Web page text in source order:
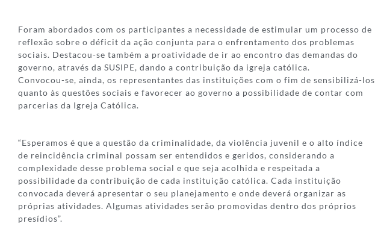
Foram abordados com os participantes a necessidade de estimular um processo de
reflexão sobre o déficit da ação conjunta para o enfrentamento dos problemas
sociais. Destacou-se também a proatividade de ir ao encontro das demandas do
governo, através da SUSIPE, dando a contribuição da igreja católica.
Convocou-se, ainda, os representantes das instituições com o fim de sensibilizá-los
quanto às questões sociais e favorecer ao governo a possibilidade de contar com
parcerias da Igreja Católica.
“Esperamos é que a questão da criminalidade, da violência juvenil e o alto índice
de reincidência criminal possam ser entendidos e geridos, considerando a
complexidade desse problema social e que seja acolhida e respeitada a
possibilidade da contribuição de cada instituição católica. Cada instituição
convocada deverá apresentar o seu planejamento e onde deverá organizar as
próprias atividades. Algumas atividades serão promovidas dentro dos próprios
presídios”.